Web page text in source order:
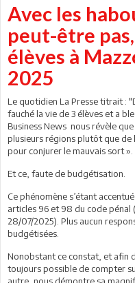
Avec les
peut-être
élèves à
2025
Le quotidien La Presse titrait :
fauché la vie de 3 élèves et a
Business News nous révèle
plusieurs régions plutôt que de
pour conjurer le mauvais sort ».
Et ce, faute de budgétisation.
Ce phénomène s’étant
articles 96 et 98 du code pénal
28/07/2025). Plus aucun
budgétisées.
Nonobstant ce constat, et afin
toujours possible de compter